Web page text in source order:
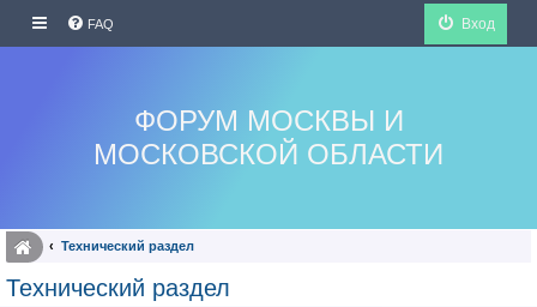
FAQ Вход
ФОРУМ МОСКВЫ И
МОСКОВСКОЙ ОБЛАСТИ
Технический раздел
Технический раздел